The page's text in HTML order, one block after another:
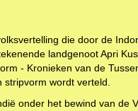
die door de
landgenoot Apri
- Kronieken van de
wordt verteld.
onder het bewind van de